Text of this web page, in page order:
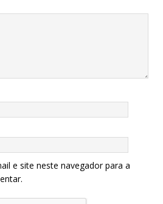
e site neste navegador para a